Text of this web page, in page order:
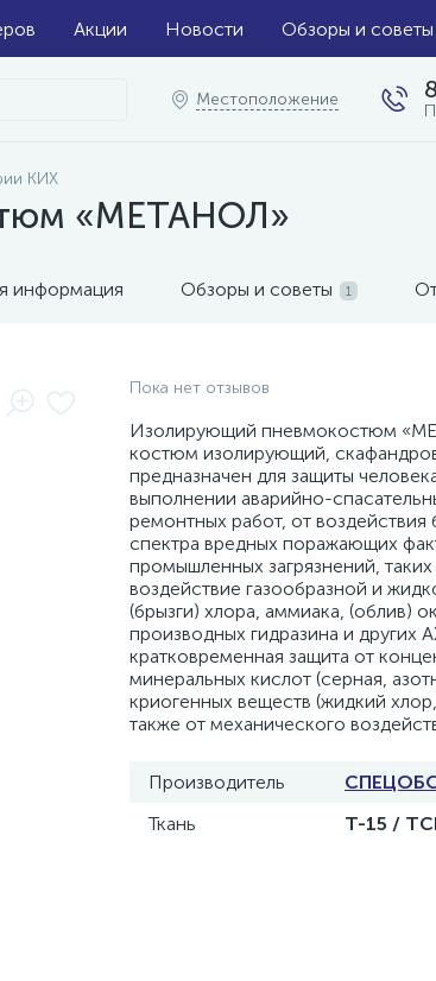
Акции Новости Обзоры и советы
Местоположение
КИХ
«МЕТАНОЛ»
информация Обзоры и советы 1
Пока нет отзывов
Изолирующий пневмокостюм
костюм изолирующий,
предназначен для защиты
выполнении аварийно-
ремонтных работ, от воздействия
спектра вредных поражающих
промышленных загрязнений, таких
воздействие газообразной и
(брызги) хлора, аммиака, (облив)
производных гидразина и других
кратковременная защита от
минеральных кислот (серная,
криогенных веществ (жидкий
также от механического
Производитель
Ткань
Т-15 /